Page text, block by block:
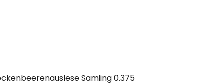
Samling 0.375